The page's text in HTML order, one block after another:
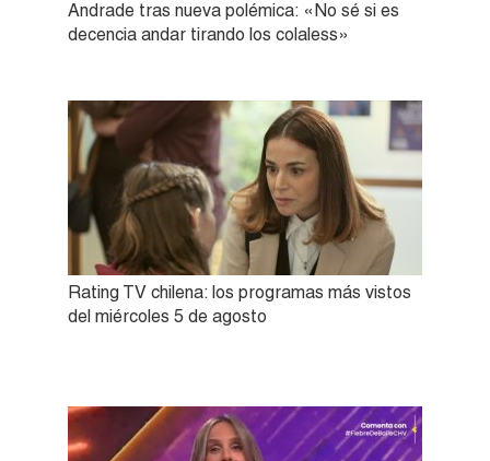
Andrade tras nueva polémica: «No sé si es
decencia andar tirando los colaless»
Rating TV chilena: los programas más vistos
del miércoles 5 de agosto